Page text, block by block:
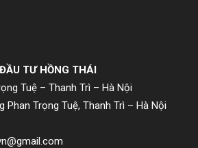
TƯ HỒNG THÁI
Tuệ – Thanh Trì – Hà Nội
Phan Trọng Tuệ, Thanh Trì – Hà Nội